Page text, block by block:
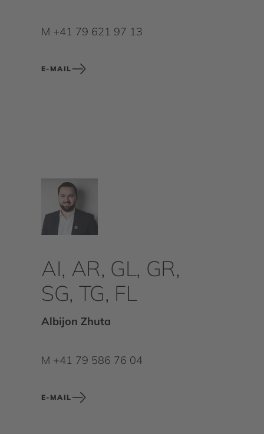
M +41 79 621 97 13
E-MAIL
AI, AR, GL, GR,
SG, TG, FL
Albijon Zhuta
M +41 79 586 76 04
E-MAIL